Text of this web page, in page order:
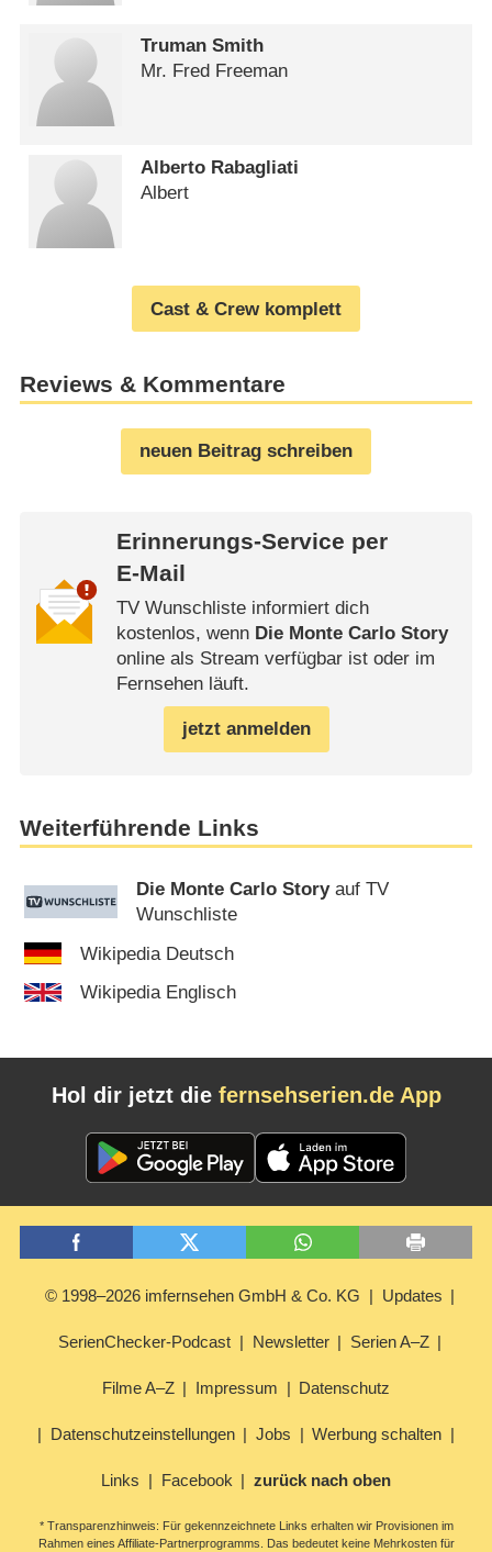
Truman Smith
Mr. Fred Freeman
Alberto Rabagliati
Albert
Cast & Crew komplett
Reviews & Kommentare
neuen Beitrag schreiben
Erinnerungs-Service per
E-Mail
TV Wunschliste informiert dich
kostenlos, wenn Die Monte Carlo Story
online als Stream verfügbar ist oder im
Fernsehen läuft.
jetzt anmelden
Weiterführende Links
Die Monte Carlo Storyauf TV
Wunschliste
Wikipedia Deutsch
Wikipedia Englisch
Hol dir jetzt die fernsehserien.de App
© 1998–2026 imfernsehen GmbH & Co. KG Updates
SerienChecker-Podcast Newsletter Serien A–Z
Filme A–Z Impressum Datenschutz
Datenschutzeinstellungen Jobs Werbung schalten
Links Facebook zurück nach oben
* Transparenzhinweis: Für gekennzeichnete Links erhalten wir Provisionen im
Rahmen eines Affiliate-Partnerprogramms. Das bedeutet keine Mehrkosten für